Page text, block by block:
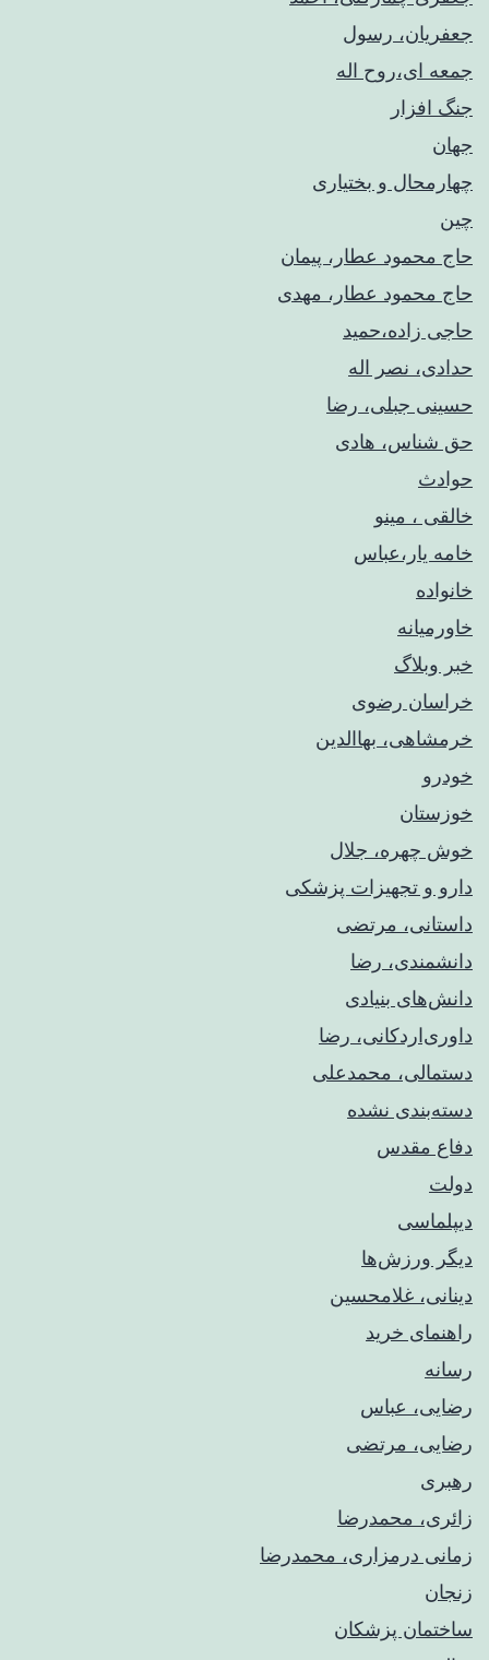
جعفریان، رسول
جمعه ای،روح اله
جنگ افزار
جهان
چهارمحال و بختیاری
چین
حاج محمود عطار، پیمان
حاج محمود عطار، مهدی
حاجی زاده،حمید
حدادی، نصر اله
حسینی جبلی، رضا
حق شناس، هادی
حوادث
خالقی ، مینو
خامه یار،عباس
خانواده
خاورمیانه
خبر وبلاگ
خراسان رضوی
خرمشاهی، بهاالدین
خودرو
خوزستان
خوش چهره، جلال
دارو و تجهیزات پزشکی
داستانی، مرتضی
دانشمندی، رضا
دانش‌های بنیادی
داوری‌اردکانی، رضا
دستمالی، محمدعلی
دسته‌بندی نشده
دفاع مقدس
دولت
دیپلماسی
دیگر ورزش‌ها
دینانی، غلامحسین
راهنمای خريد
رسانه
رضایی، عباس
رضایی، مرتضی
رهبری
زائری، محمدرضا
زمانی درمزاری، محمدرضا
زنجان
ساختمان پزشکان